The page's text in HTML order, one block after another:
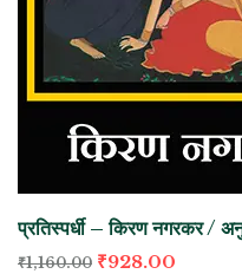
प्रतिस्पर्धी – किरण नगरकर /
₹1,160.00 ₹928.00